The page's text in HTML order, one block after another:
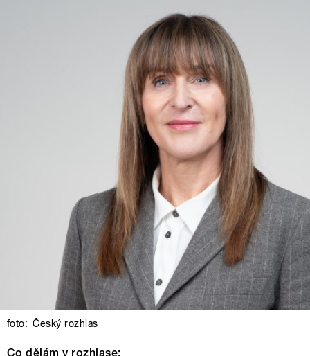
foto: Český rozhlas
Co dělám v rozhlase: